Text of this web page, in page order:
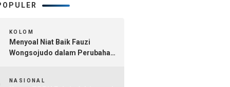
KOLOM
Menyoal Niat Baik Fauzi
Wongsojudo dalam Perubahan
NASIONAL